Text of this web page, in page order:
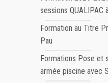
sessions QUALIPAC
Formation au Titre
Pau
Formations Pose et
armée piscine avec